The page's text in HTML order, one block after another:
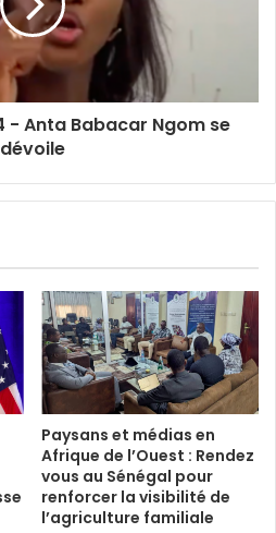
- Anta Babacar Ngom se
dévoile
Paysans et médias en
Afrique de l’Ouest : Rendez
vous au Sénégal pour
renforcer la visibilité de
l’agriculture familiale